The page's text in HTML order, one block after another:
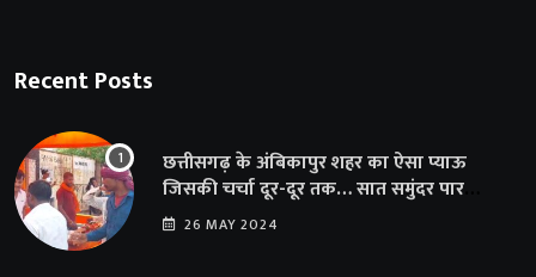
Recent Posts
छत्तीसगढ़ के अंबिकापुर शहर का ऐसा प्याऊ
जिसकी चर्चा दूर-दूर तक… सात समुंदर पार
अमेरिका से भी पहुंचा सहयोग
26 MAY 2024